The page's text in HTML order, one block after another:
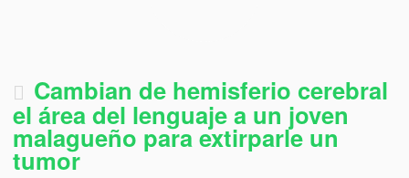
Cambian de hemisferio cerebral
el área del lenguaje a un joven
malagueño para extirparle un
tumor